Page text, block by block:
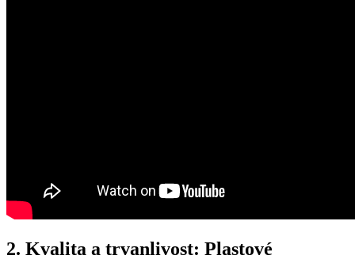
2. Kvalita a trvanlivost: Plastové